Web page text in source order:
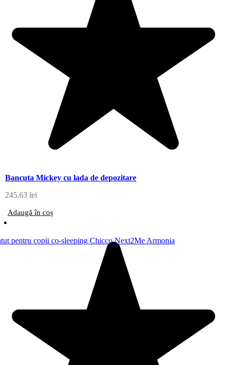
Bancuta Mickey cu lada de depozitare
245,63 lei
Adaugă în coș